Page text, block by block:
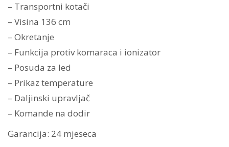
136
cm
DCG
količina
– Transportni kotači
– Visina 136 cm
– Okretanje
– Funkcija protiv komaraca i ionizator
– Posuda za led
– Prikaz temperature
– Daljinski upravljač
– Komande na dodir
Garancija: 24 mjeseca